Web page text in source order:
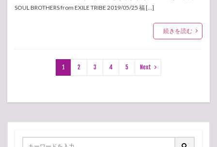
SOUL BROTHERS from EXILE TRIBE 2019/05/25 福 […]
続きを読む
1 2 3 4 5 Next